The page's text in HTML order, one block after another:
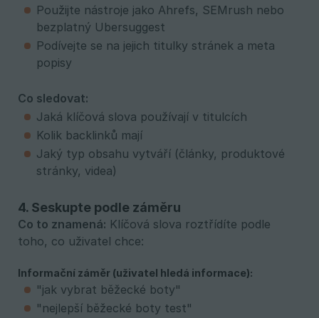
Použijte nástroje jako Ahrefs, SEMrush nebo
bezplatný Ubersuggest
Podívejte se na jejich titulky stránek a meta
popisy
Co sledovat:
Jaká klíčová slova používají v titulcích
Kolik backlinků mají
Jaký typ obsahu vytváří (články, produktové
stránky, videa)
4. Seskupte podle záměru
Co to znamená: Klíčová slova roztřídíte podle
toho, co uživatel chce:
Informační záměr (uživatel hledá informace):
"jak vybrat běžecké boty"
"nejlepší běžecké boty test"